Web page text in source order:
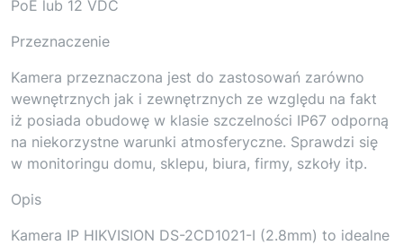
PoE lub 12 VDC
Przeznaczenie
Kamera przeznaczona jest do zastosowań zarówno
wewnętrznych jak i zewnętrznych ze względu na fakt
iż posiada obudowę w klasie szczelności IP67 odporną
na niekorzystne warunki atmosferyczne. Sprawdzi się
w monitoringu domu, sklepu, biura, firmy, szkoły itp.
Opis
Kamera IP HIKVISION DS-2CD1021-I (2.8mm) to idealne